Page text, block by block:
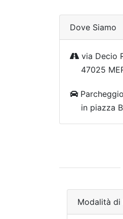
Dove Siamo
via Decio
47025
Parcheggio
in piazza
Modalità di